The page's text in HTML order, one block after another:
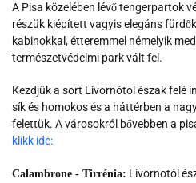
A Pisa közelében lévő tengerpartok
részük kiépített vagyis elegáns
kabinokkal, étteremmel némelyik
természetvédelmi park vált fel.
Kezdjük a sort Livornótol észak felé
sík és homokos és a háttérben a
felettük. A városokról bővebben a
klikk ide:
Calambrone - Tirrénia: Livornotól